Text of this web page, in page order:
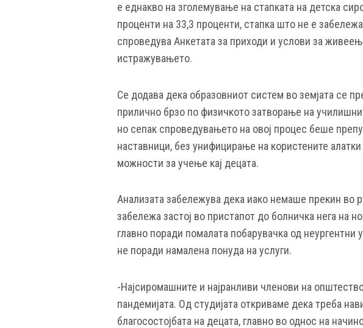
е еднакво на зголемување на стапката на детска
проценти на 33,3 проценти, стапка што не е
спроведува Анкетата за приходи и услови за
истражувањето.
Се додава дека образовниот систем во земјата се
прилично брзо по физичкото затворање на
но сепак спроведувањето на овој процес беше
наставници, без унифицирање на користените
можности за учење кај децата.
Анализата забележува дека иако немаше прекин во
забележа застој во пристапот до болничка нега на
главно поради помалата побарувачка од неургентни
не поради намалена понуда на услуги.
-Најсиромашните и најранливи членови на
пандемијата. Од студијата откриваме дека треба
благосостојбата на децата, главно во однос на